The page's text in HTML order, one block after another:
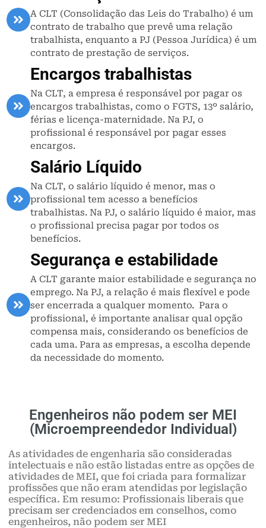
A CLT (Consolidação das Leis do Trabalho) é um
contrato de trabalho que prevê uma relação
trabalhista, enquanto a PJ (Pessoa Jurídica) é um
contrato de prestação de serviços.
Encargos trabalhistas
Na CLT, a empresa é responsável por pagar os
encargos trabalhistas, como o FGTS, 13º salário,
férias e licença-maternidade. Na PJ, o
profissional é responsável por pagar esses
encargos.
Salário Líquido
Na CLT, o salário líquido é menor, mas o
profissional tem acesso a benefícios
trabalhistas. Na PJ, o salário líquido é maior, mas
o profissional precisa pagar por todos os
benefícios.
Segurança e estabilidade
A CLT garante maior estabilidade e segurança no
emprego. Na PJ, a relação é mais flexível e pode
ser encerrada a qualquer momento. Para o
profissional, é importante analisar qual opção
compensa mais, considerando os benefícios de
cada uma. Para as empresas, a escolha depende
da necessidade do momento.
Engenheiros não podem ser MEI
(Microempreendedor Individual)
As atividades de engenharia são consideradas
intelectuais e não estão listadas entre as opções de
atividades de MEI, que foi criada para formalizar
profissões que não eram atendidas por legislação
específica. Em resumo: Profissionais liberais que
precisam ser credenciados em conselhos, como
engenheiros, não podem ser MEI